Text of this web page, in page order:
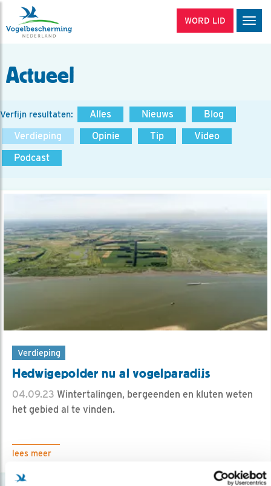
WORD LID
Actueel
Verfijn resultaten: Alles Nieuws
Blog
Verdieping
Opinie Tip
Video
Podcast
Verdieping
Hedwigepolder nu al vogelparadijs
04.09.23 Wintertalingen, bergeenden en kluten weten
het gebied al te vinden.
lees meer